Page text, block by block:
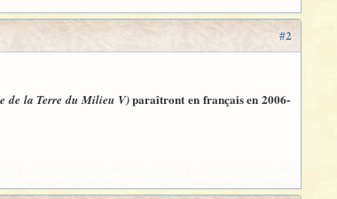
#2
de la Terre du Milieu V)paraîtront en français en 2006-